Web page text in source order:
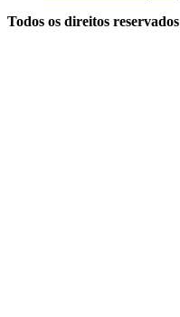
Todos os direitos reservados